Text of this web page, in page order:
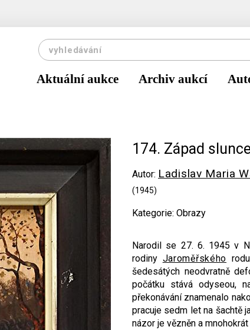
Aktuální aukce Archiv aukcí
174. Západ
Autor: Ladislav Maria
(1945)
Kategorie: Obrazy
Narodil se 27. 6. 1945 v
rodiny Jaroměřského
šedesátých neodvratně
počátku stává odyseou,
překonávání znamenalo
pracuje sedm let na šachtě
názor je vězněn a